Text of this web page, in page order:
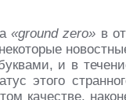
«ground zero» в
и в
этого
качестве,